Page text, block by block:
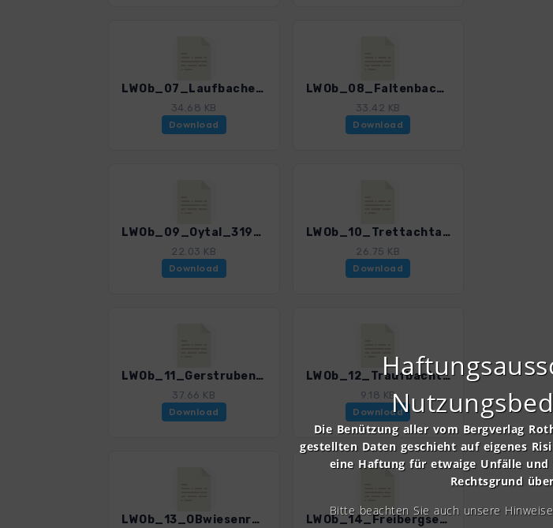
LWOb_07_Laufbachereck_3196_2.gpx
34.68 KB
Download
LWOb_08_Faltenbachtobel_3196_2.gpx
33.42 KB
Download
LWOb_09_Oytal_3196_2.gpx
22.03 KB
Download
LWOb_10_Trettachtal-Spielmannsau_3196_2.gpx
26.75 KB
Download
LWOb_11_Gerstruben-Dietersbach_3196_2.gpx
37.66 KB
Download
LWOb_12_Traufbachtal_3196_2.gpx
9.18 KB
Download
LWOb_13_OBwiesenrunde_3196_2.gpx LWOb_14_Freibergsee-Runde_3196_2.gpx
Die Benützung aller vom Bergverlag
gestellten Daten geschieht auf eigenes
eine Haftung für etwaige Unfälle
Rechtsgrund
Bitte beachten Sie auch unsere